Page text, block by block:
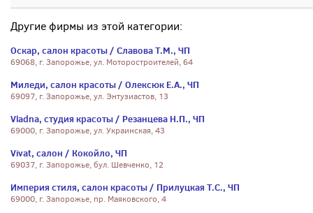
Другие фирмы из этой категории:
Оскар, салон красоты / Славова Т.М., ЧП
69068, г. Запорожье, ул. Моторостроителей, 64
Миледи, салон красоты / Олексюк Е.А., ЧП
69097, г. Запорожье, ул. Энтузиастов, 13
Vladna, студия красоты / Резанцева Н.П., ЧП
69000, г. Запорожье, ул. Украинская, 43
Vivat, салон / Кокойло, ЧП
69037, г. Запорожье, бул. Шевченко, 12
Империя стиля, салон красоты / Прилуцкая Т.С., ЧП
69000, г. Запорожье, пр. Маяковского, 4